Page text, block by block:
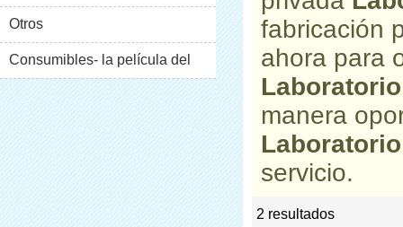
(II)
Otros
Consumibles- la película del
pvc
fabricación
ahora para
manera
servicio.
2 resultados